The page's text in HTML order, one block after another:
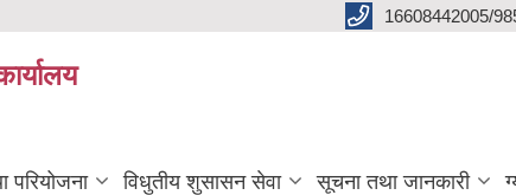
16608442005/
परियोजना विधुतीय शुसासन सेवा सूचना तथा जानकारी